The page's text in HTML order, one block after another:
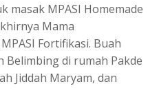
masak MPASI Homemade
Mama
Fortifikasi. Buah
Belimbing di rumah Pakde
Jiddah Maryam, dan